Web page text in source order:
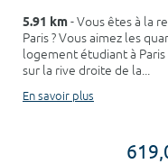
5.91 km- Vous êtes à la
Paris ? Vous aimez les
logement étudiant à
sur la rive droite de la...
En savoir plus